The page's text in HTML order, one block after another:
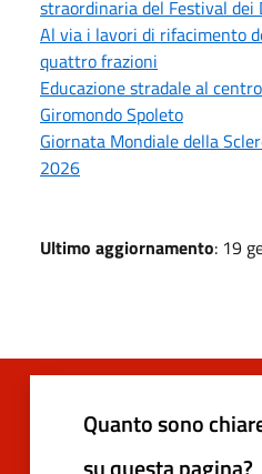
straordinaria del Festival dei
Al via i lavori di rifacimento
quattro frazioni
Educazione stradale al
Giromondo Spoleto
Giornata Mondiale della
2026
Ultimo aggiornamento: 19
Quanto sono